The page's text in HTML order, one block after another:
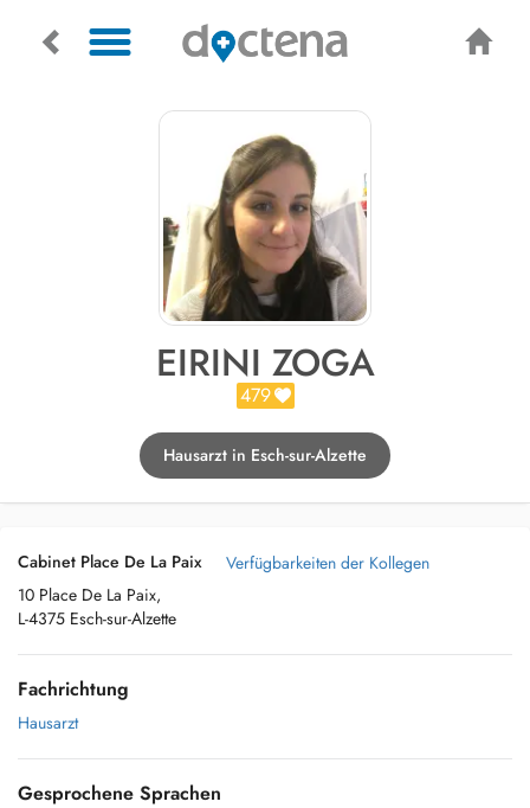
EIRINI ZOGA
479
Hausarzt in Esch-sur-Alzette
Cabinet Place De La Paix
10 Place De La Paix,
L-4375 Esch-sur-Alzette
Verfügbarkeiten der Kollegen
Fachrichtung
Hausarzt
Gesprochene Sprachen